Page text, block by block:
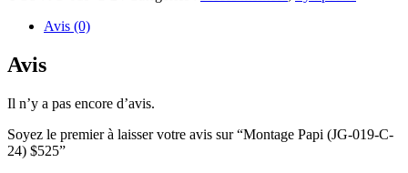
Papi
(JG-
C-
24)
Avis (0)
Avis
Il n’y a pas encore d’avis.
Soyez le premier à laisser votre avis sur “Montage Papi (JG-019-C-
24) $525”